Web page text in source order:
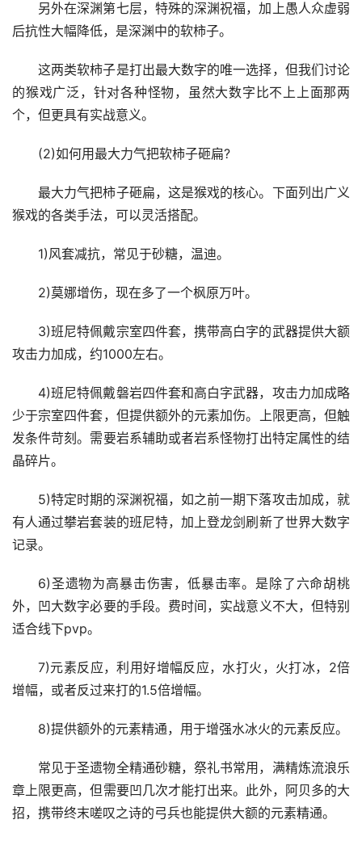
另外在深渊第七层，特殊的深渊祝福，加上愚人众虚弱
后抗性大幅降低，是深渊中的软柿子。
这两类软柿子是打出最大数字的唯一选择，但我们讨论
的猴戏广泛，针对各种怪物，虽然大数字比不上上面那两
个，但更具有实战意义。
(2)如何用最大力气把软柿子砸扁?
最大力气把柿子砸扁，这是猴戏的核心。下面列出广义
猴戏的各类手法，可以灵活搭配。
1)风套减抗，常见于砂糖，温迪。
2)莫娜增伤，现在多了一个枫原万叶。
3)班尼特佩戴宗室四件套，携带高白字的武器提供大额
攻击力加成，约1000左右。
4)班尼特佩戴磐岩四件套和高白字武器，攻击力加成略
少于宗室四件套，但提供额外的元素加伤。上限更高，但触
发条件苛刻。需要岩系辅助或者岩系怪物打出特定属性的结
晶碎片。
5)特定时期的深渊祝福，如之前一期下落攻击加成，就
有人通过攀岩套装的班尼特，加上登龙剑刷新了世界大数字
记录。
6)圣遗物为高暴击伤害，低暴击率。是除了六命胡桃
外，凹大数字必要的手段。费时间，实战意义不大，但特别
适合线下pvp。
7)元素反应，利用好增幅反应，水打火，火打冰，2倍
增幅，或者反过来打的1.5倍增幅。
8)提供额外的元素精通，用于增强水冰火的元素反应。
常见于圣遗物全精通砂糖，祭礼书常用，满精炼流浪乐
章上限更高，但需要凹几次才能打出来。此外，阿贝多的大
招，携带终末嗟叹之诗的弓兵也能提供大额的元素精通。